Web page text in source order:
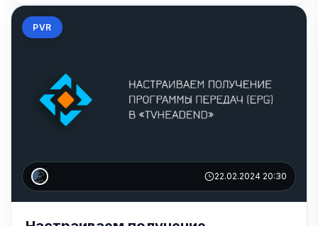
PVR
22.02.2024 20:30